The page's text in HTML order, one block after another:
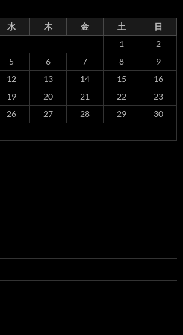
水 木 金 土
日
1
2
5 6 7 8
9
12 13 14 15
16
19 20 21 22
23
26 27 28 29
30